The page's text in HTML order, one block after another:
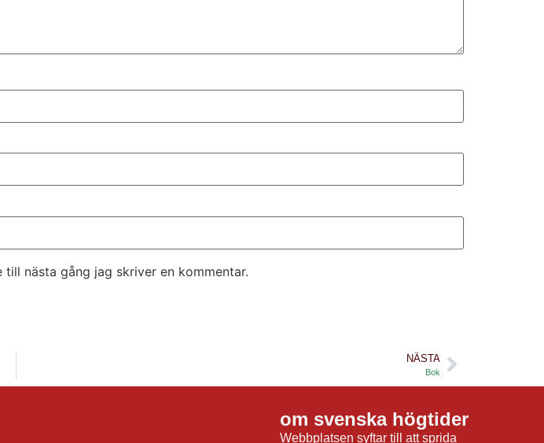
nästa gång jag skriver en kommentar.
NÄSTA
Bok
om svenska högtider
Webbplatsen syftar till att sprida